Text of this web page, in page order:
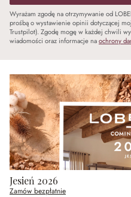
Wyrażam zgodę na otrzymywanie od
prośbą o wystawienie opinii dotyczącej
Trustpilot). Zgodę mogę w każdej chwili
wiadomości oraz informacje naochrony
Jesień 2026
Zamów bezpłatnie